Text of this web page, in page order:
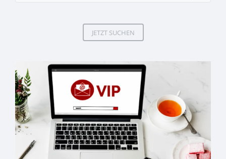
JETZT SUCHEN